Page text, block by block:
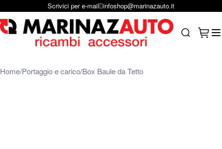
Salta al contenutoScrivici per e-mail infoshop@marinazauto.it
Home Portaggio e carico Box Baule da Tetto